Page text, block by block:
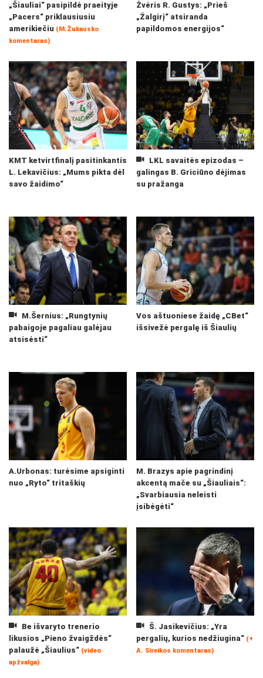
„Šiauliai“ pasipildė praeityje
„Pacers“ priklausiusiu
amerikiečiu (M.Žukausko
komentaras)
Žvėris R. Gustys: „Prieš
„Žalgirį“ atsiranda
papildomos energijos“
KMT ketvirtfinalį pasitinkantis
L. Lekavičius: „Mums pikta dėl
savo žaidimo“
LKL savaitės epizodas –
galingas B. Griciūno dėjimas
su pražanga
M.Šernius: „Rungtynių
pabaigoje pagaliau galėjau
atsisėsti“
Vos aštuoniese žaidę „CBet“
išsivežė pergalę iš Šiaulių
A.Urbonas: turėsime apsiginti
nuo „Ryto“ tritaškių
M. Brazys apie pagrindinį
akcentą mače su „Šiauliais“:
„Svarbiausia neleisti
įsibėgėti“
Be išvaryto trenerio
likusios „Pieno žvaigždės“
palaužė „Šiaulius“ (video
apžvalga)
Š. Jasikevičius: „Yra
pergalių, kurios nedžiugina“ (+
A. Sireikos komentaras)